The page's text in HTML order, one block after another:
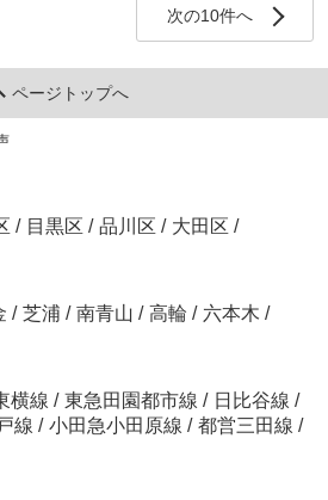
次の10件へ
ページトップへ
/ 目黒区 / 品川区 / 大田区 /
/ 芝浦 / 南青山 / 高輪 / 六本木 /
横線 / 東急田園都市線 / 日比谷線 /
線 / 小田急小田原線 / 都営三田線 /